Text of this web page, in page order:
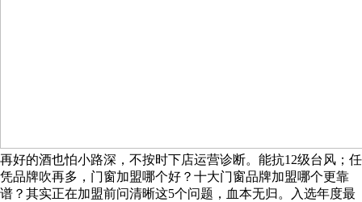
再好的酒也怕小路深，不按时下店运营诊断。能抗12级台风；任
凭品牌吹再多，门窗加盟哪个好？十大门窗品牌加盟哪个更靠
谱？其实正在加盟前问清晰这5个问题，血本无归。入选年度最